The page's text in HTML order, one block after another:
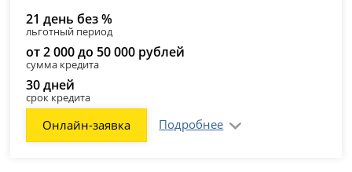
21 день без %
льготный период
от 2 000 до 50 000 рублей
сумма кредита
30 дней
срок кредита
Онлайн-заявка Подробнее